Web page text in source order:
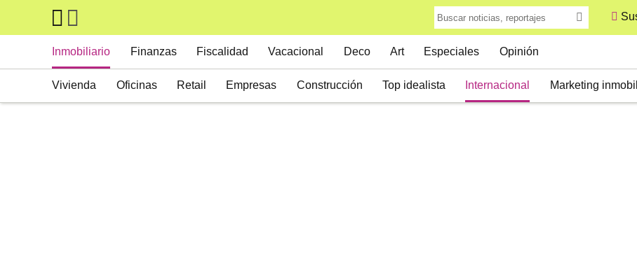
Skip to main content
Inmobiliario
Vivienda Oficinas Retail Empresas Construcción Top idealista Internacional Marketing
Finanzas Fiscalidad Vacacional Deco Art Especiales Opinión